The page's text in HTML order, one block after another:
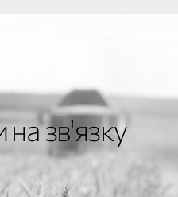
зв'язку